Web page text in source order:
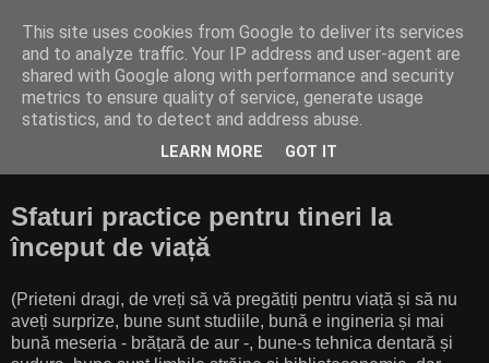
Cititor amator
"Finally, from so little sleeping and so much reading, his
brain dried up and he went completely out of his mind.”
(Miguel de Cervantes Saavedra, Don Quixote)
Sfaturi practice pentru tineri la
început de viață
(Prieteni dragi, de vreți să vă pregătiți pentru viață și să nu
aveți surprize, bune sunt studiile, bună e ingineria și mai
bună meseria - brățară de aur -, bune-s tehnica dentară și
This site uses cookies from Google to deliver its services
and to analyze traffic. Your IP address and user-agent are
shared with Google along with performance and security
metrics to ensure quality of service, generate usage
statistics, and to detect and address abuse.
LEARN MORE GOT IT